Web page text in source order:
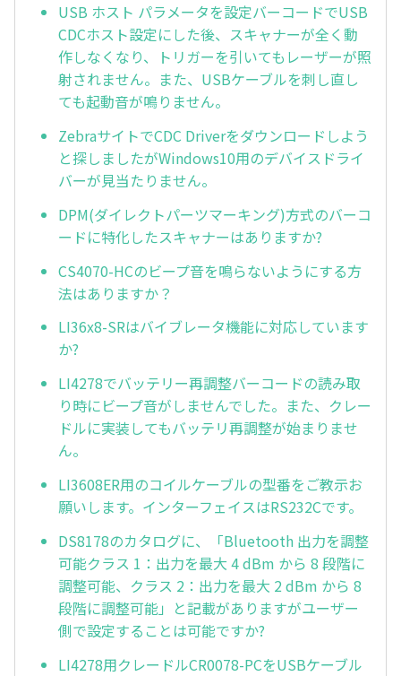
USB ホスト パラメータを設定バーコードでUSB
CDCホスト設定にした後、スキャナーが全く動
作しなくなり、トリガーを引いてもレーザーが照
射されません。また、USBケーブルを刺し直し
ても起動音が鳴りません。
ZebraサイトでCDC Driverをダウンロードしよう
と探しましたがWindows10用のデバイスドライ
バーが見当たりません。
DPM(ダイレクトパーツマーキング)方式のバーコ
ードに特化したスキャナーはありますか?
CS4070-HCのビープ音を鳴らないようにする方
法はありますか？
LI36x8-SRはバイブレータ機能に対応しています
か?
LI4278でバッテリー再調整バーコードの読み取
り時にビープ音がしませんでした。また、クレー
ドルに実装してもバッテリ再調整が始まりませ
ん。
LI3608ER用のコイルケーブルの型番をご教示お
願いします。インターフェイスはRS232Cです。
DS8178のカタログに、「Bluetooth 出力を調整
可能クラス 1：出力を最大 4 dBm から 8 段階に
調整可能、クラス 2：出力を最大 2 dBm から 8
段階に調整可能」と記載がありますがユーザー
側で設定することは可能ですか?
LI4278用クレードルCR0078-PCをUSBケーブル